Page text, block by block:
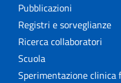
Pubblicazioni
Registri e sorveglianze
Ricerca collaboratori
Scuola
Sperimentazione clinica